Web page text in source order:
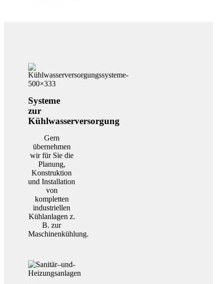
Systeme
zur
Kühlwasserversorgung
Gern
übernehmen
wir für Sie die
Planung,
Konstruktion
und Installation
von
kompletten
industriellen
Kühlanlagen z.
B. zur
Maschinenkühlung.